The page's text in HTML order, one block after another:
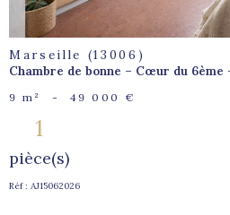
Marseille (13006)
Chambre de bonne – Cœur du 6ème
9 m² - 49 000 €
1
pièce(s)
Réf : AJ15062026